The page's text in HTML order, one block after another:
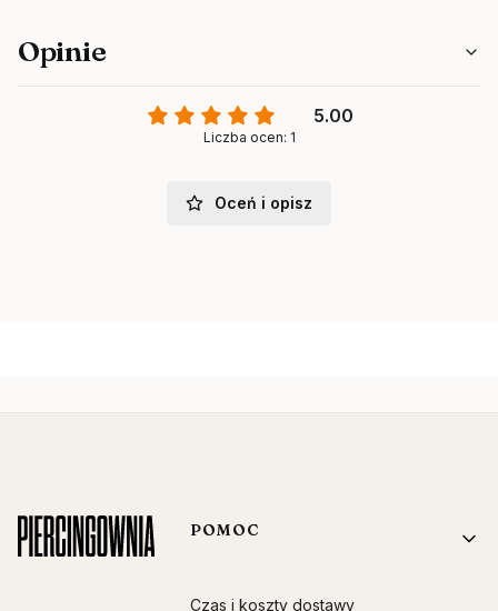
Opinie
5.00
Liczba ocen: 1
Oceń i opisz
Linki w stopce
POMOC
Czas i koszty dostawy